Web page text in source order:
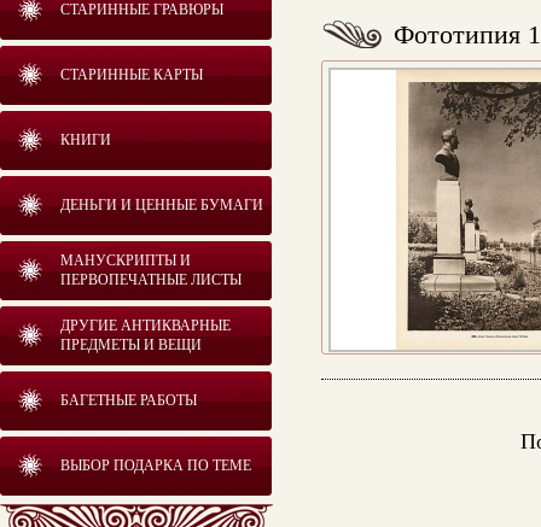
СТАРИННЫЕ ГРАВЮРЫ
СТАРИННЫЕ КАРТЫ
КНИГИ
ДЕНЬГИ И ЦЕННЫЕ БУМАГИ
МАНУСКРИПТЫ И
ПЕРВОПЕЧАТНЫЕ ЛИСТЫ
ДРУГИЕ АНТИКВАРНЫЕ
ПРЕДМЕТЫ И ВЕЩИ
БАГЕТНЫЕ РАБОТЫ
ВЫБОР ПОДАРКА ПО ТЕМЕ
Фототипия